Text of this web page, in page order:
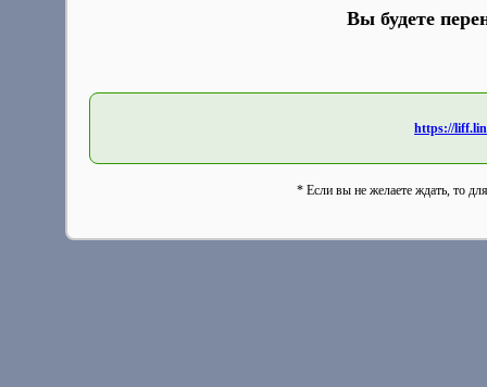
Вы будете
https://
* Если вы не желаете ждать, то